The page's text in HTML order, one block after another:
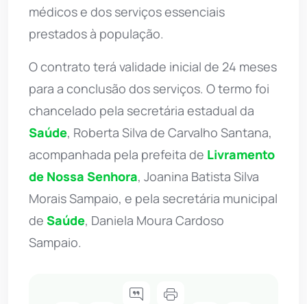
médicos e dos serviços essenciais
prestados à população.
O contrato terá validade inicial de 24 meses
para a conclusão dos serviços. O termo foi
chancelado pela secretária estadual da
Saúde, Roberta Silva de Carvalho Santana,
acompanhada pela prefeita de Livramento
de Nossa Senhora, Joanina Batista Silva
Morais Sampaio, e pela secretária municipal
de Saúde, Daniela Moura Cardoso
Sampaio.